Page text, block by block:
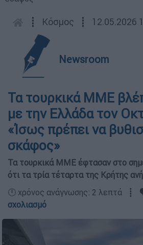
┋ Κόσμος ┋ 12.05.2026
Newsroom
Τα τουρκικά ΜΜΕ
με την Ελλάδα τον
«Ίσως πρέπει να
σκάφος»
Τα τουρκικά ΜΜΕ έφτασαν στο
ότι τα τρία τέταρτα της Κρήτης
🕛 χρόνος ανάγνωσης: 2 λεπτά ┋
σχολιασμό